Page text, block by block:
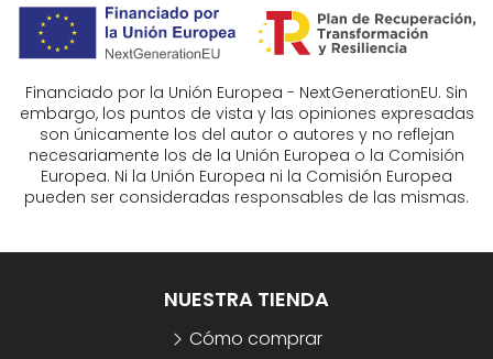
Financiado por la Unión Europea - NextGenerationEU. Sin
embargo, los puntos de vista y las opiniones expresadas
son únicamente los del autor o autores y no reflejan
necesariamente los de la Unión Europea o la Comisión
Europea. Ni la Unión Europea ni la Comisión Europea
pueden ser consideradas responsables de las mismas.
NUESTRA TIENDA
Cómo comprar